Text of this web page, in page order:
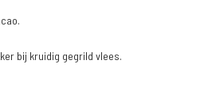
bij kruidig gegrild vlees.